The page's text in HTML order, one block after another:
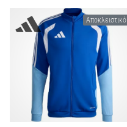
Αποκλειστικό